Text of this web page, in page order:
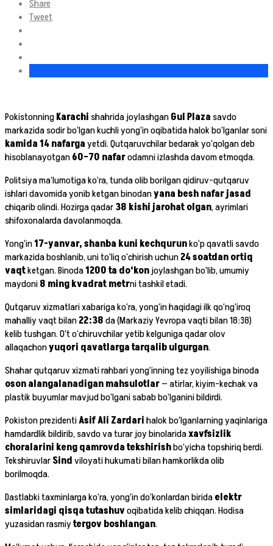
Share
Tweet
PokistonningKarachi shahrida joylashganGul Plaza savdo
markazida sodir bo‘lgan kuchli yong‘in oqibatida halok bo‘lganlar soni
kamida 14 nafargayetdi. Qutqaruvchilar bedarak yo‘qolgan deb
hisoblanayotgan60–70 nafarodamni izlashda davom etmoqda.
Politsiya ma’lumotiga ko‘ra, tunda olib borilgan qidiruv-qutqaruv
ishlari davomida yonib ketgan binodanyana besh nafar jasad
chiqarib olindi. Hozirga qadar38 kishi jarohat olgan, ayrimlari
shifoxonalarda davolanmoqda.
Yong‘in17-yanvar, shanba kuni kechqurunko‘p qavatli savdo
markazida boshlanib, uni to‘liq o‘chirish uchun24 soatdan ortiq
vaqtketgan. Binoda1200 ta do‘konjoylashgan bo‘lib, umumiy
maydoni8 ming kvadrat metrni tashkil etadi.
Qutqaruv xizmatlari xabariga ko‘ra, yong‘in haqidagi ilk qo‘ng‘iroq
mahalliy vaqt bilan22:38da (Markaziy Yevropa vaqti bilan 18:38)
kelib tushgan. O‘t o‘chiruvchilar yetib kelguniga qadar olov
allaqachonyuqori qavatlarga tarqalib ulgurgan.
Shahar qutqaruv xizmati rahbari yong‘inning tez yoyilishiga binoda
oson alangalanadigan mahsulotlar— atirlar, kiyim-kechak va
plastik buyumlar mavjud bo‘lgani sabab bo‘lganini bildirdi.
Pokiston prezidentiAsif Ali Zardarihalok bo‘lganlarning yaqinlariga
hamdardlik bildirib, savdo va turar joy binolaridaxavfsizlik
choralarini keng qamrovda tekshirishbo‘yicha topshiriq berdi.
TekshiruvlarSindviloyati hukumati bilan hamkorlikda olib
borilmoqda.
Dastlabki taxminlarga ko‘ra, yong‘in do‘konlardan biridaelektr
simlaridagi qisqa tutashuvoqibatida kelib chiqqan. Hodisa
yuzasidan rasmiytergov boshlangan.